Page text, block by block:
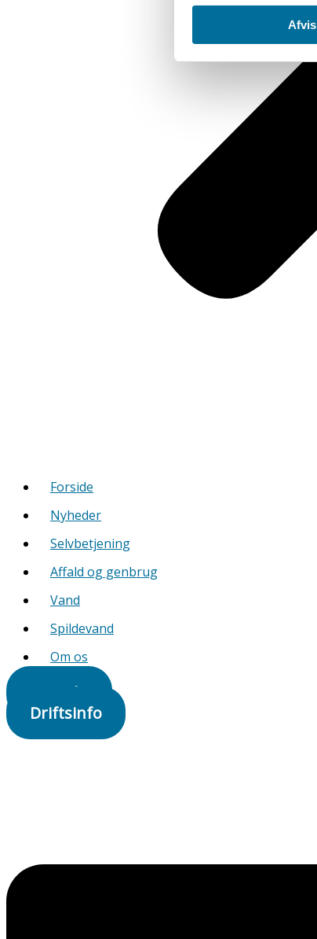
Afvis
Forside
Nyheder
Selvbetjening
Affald og genbrug
Vand
Spildevand
Om os
Kontakt
Driftsinfo